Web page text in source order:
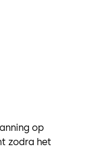
op
zodra het